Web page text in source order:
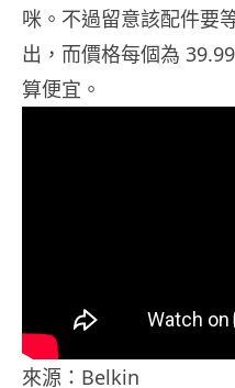
咪。不過留意該配件要
出，而價格每個為
算便宜。
來源：Belkin